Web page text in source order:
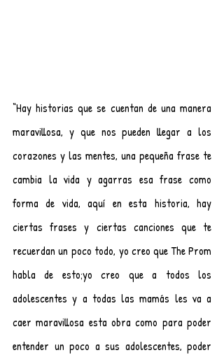
“Hay historias que se cuentan de una manera
maravillosa, y que nos pueden llegar a los
corazones y las mentes, una pequeña frase te
cambia la vida y agarras esa frase como
forma de vida, aquí en esta historia, hay
ciertas frases y ciertas canciones que te
recuerdan un poco todo, yo creo que The Prom
habla de esto;yo creo que a todos los
adolescentes y a todas las mamás les va a
caer maravillosa esta obra como para poder
entender un poco a sus adolescentes, poder